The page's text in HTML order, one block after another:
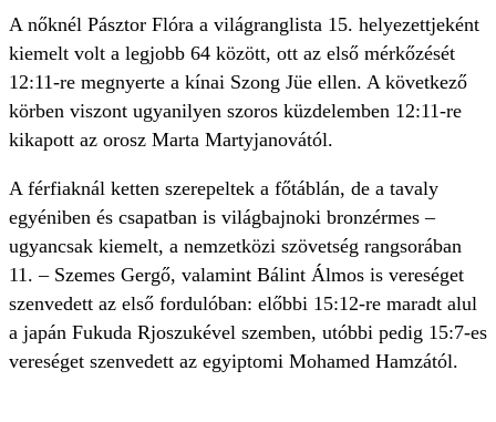
A nőknél Pásztor Flóra a világranglista 15. helyezettjeként
kiemelt volt a legjobb 64 között, ott az első mérkőzését
12:11-re megnyerte a kínai Szong Jüe ellen. A következő
körben viszont ugyanilyen szoros küzdelemben 12:11-re
kikapott az orosz Marta Martyjanovától.
A férfiaknál ketten szerepeltek a főtáblán, de a tavaly
egyéniben és csapatban is világbajnoki bronzérmes –
ugyancsak kiemelt, a nemzetközi szövetség rangsorában
11. – Szemes Gergő, valamint Bálint Álmos is vereséget
szenvedett az első fordulóban: előbbi 15:12-re maradt alul
a japán Fukuda Rjoszukével szemben, utóbbi pedig 15:7-es
vereséget szenvedett az egyiptomi Mohamed Hamzától.